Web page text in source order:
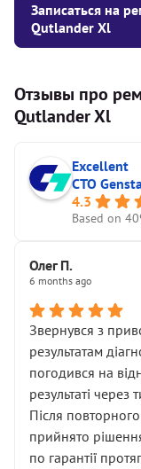
Записаться на
Qutlander Xl
Отзывы про
Qutlander Xl
Excellent
СТО
4.3
Based on
Олег П.
6 months ago
Звернувся з
результатам
погодився на
результаті
Після
прийнято
по гарантії